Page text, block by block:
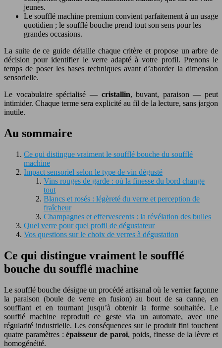
jeunes.
Le soufflé machine premium convient parfaitement à un usage
quotidien ; le soufflé bouche prend tout son sens pour les
grandes occasions.
La suite de ce guide détaille chaque critère et propose un arbre de
décision pour identifier le verre adapté à votre profil. Prenons le
temps de poser les bases techniques avant d’aborder la dimension
sensorielle.
Le vocabulaire spécialisé — cristallin, buvant, paraison — peut
intimider. Chaque terme sera explicité au fil de la lecture, sans jargon
inutile.
Au sommaire
Ce qui distingue vraiment le soufflé bouche du soufflé
machine
Impact sensoriel selon le type de vin dégusté
Vins rouges de garde : où la finesse du bord change
tout
Blancs et rosés : légèreté du verre et perception de
fraîcheur
Champagnes et effervescents : la révélation des bulles
Quel verre pour quel profil de dégustateur
Vos questions sur le choix de verres à dégustation
Ce qui distingue vraiment le soufflé
bouche du soufflé machine
Le soufflé bouche désigne un procédé artisanal où le verrier façonne
la paraison (boule de verre en fusion) au bout de sa canne, en
soufflant et en tournant jusqu’à obtenir la forme souhaitée. Le
soufflé machine reproduit ce geste via un automate, avec une
régularité industrielle. Les conséquences sur le produit fini touchent
quatre paramètres :épaisseur de paroi, poids, finesse de la lèvre et
homogénéité.